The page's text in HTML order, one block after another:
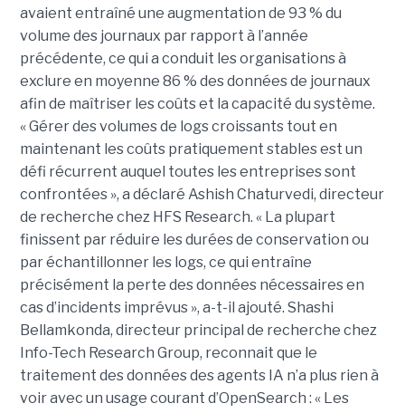
avaient entraîné une augmentation de 93 % du
volume des journaux par rapport à l’année
précédente, ce qui a conduit les organisations à
exclure en moyenne 86 % des données de journaux
afin de maîtriser les coûts et la capacité du système.
« Gérer des volumes de logs croissants tout en
maintenant les coûts pratiquement stables est un
défi récurrent auquel toutes les entreprises sont
confrontées », a déclaré Ashish Chaturvedi, directeur
de recherche chez HFS Research. « La plupart
finissent par réduire les durées de conservation ou
par échantillonner les logs, ce qui entraîne
précisément la perte des données nécessaires en
cas d’incidents imprévus », a-t-il ajouté. Shashi
Bellamkonda, directeur principal de recherche chez
Info-Tech Research Group, reconnait que le
traitement des données des agents IA n’a plus rien à
voir avec un usage courant d’OpenSearch : « Les